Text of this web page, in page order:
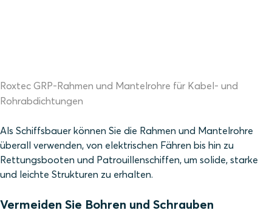
Roxtec GRP-Rahmen und Mantelrohre für Kabel- und
Rohrabdichtungen
Als Schiffsbauer können Sie die Rahmen und Mantelrohre
überall verwenden, von elektrischen Fähren bis hin zu
Rettungsbooten und Patrouillenschiffen, um solide, starke
und leichte Strukturen zu erhalten.
Vermeiden Sie Bohren und Schrauben